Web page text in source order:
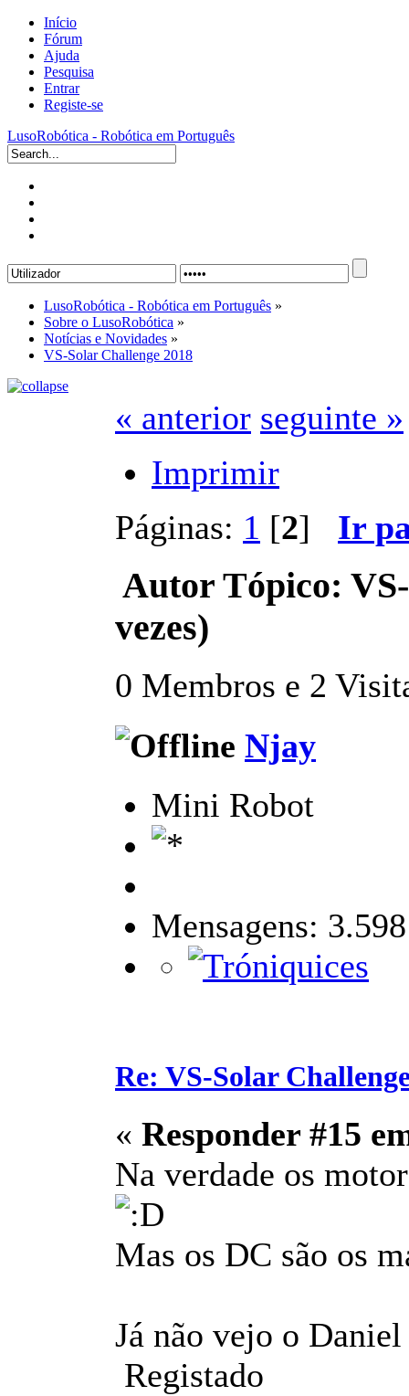
Início
Fórum
Ajuda
Pesquisa
Entrar
Registe-se
LusoRobótica - Robótica em Português
LusoRobótica - Robótica em Português »
Sobre o LusoRobótica »
Notícias e Novidades »
VS-Solar Challenge 2018
« anterior seguinte »
Imprimir
Páginas: 1 [2] Ir
Autor Tópico:
vezes)
0 Membros e 2
Njay
Mini Robot
Mensagens: 3.598
Re: VS-Solar
« Responder #15
Na verdade os
Mas os DC são os
Já não vejo o
Registado